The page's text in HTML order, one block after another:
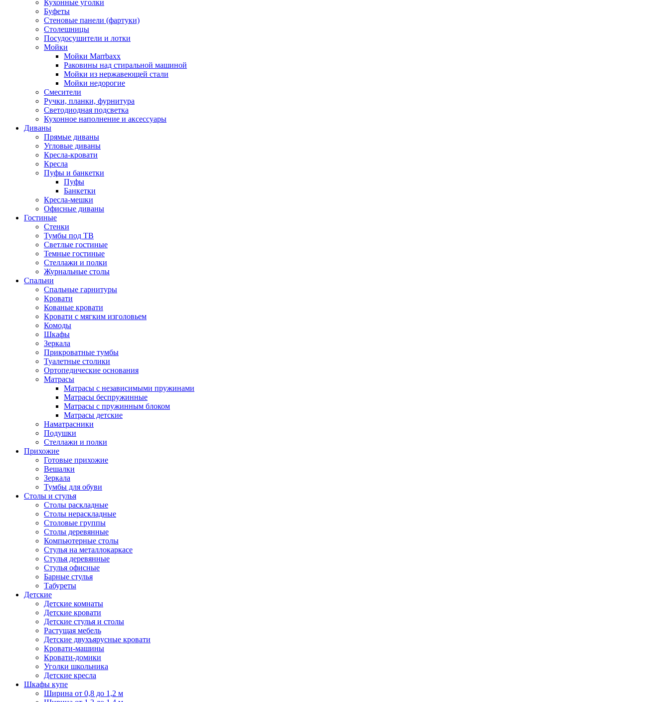
Кухонные уголки
Буфеты
Стеновые панели (фартуки)
Столешницы
Посудосушители и лотки
Мойки
Мойки Marrbaxx
Раковины над стиральной машиной
Мойки из нержавеющей стали
Мойки недорогие
Смесители
Ручки, планки, фурнитура
Светодиодная подсветка
Кухонное наполнение и аксессуары
Диваны
Прямые диваны
Угловые диваны
Кресла-кровати
Кресла
Пуфы и банкетки
Пуфы
Банкетки
Кресла-мешки
Офисные диваны
Гостиные
Стенки
Тумбы под ТВ
Светлые гостиные
Темные гостиные
Стеллажи и полки
Журнальные столы
Спальни
Спальные гарнитуры
Кровати
Кованые кровати
Кровати с мягким изголовьем
Комоды
Шкафы
Зеркала
Прикроватные тумбы
Туалетные столики
Ортопедические основания
Матрасы
Матрасы с независимыми пружинами
Матрасы беспружинные
Матрасы с пружинным блоком
Матрасы детские
Наматрасники
Подушки
Стеллажи и полки
Прихожие
Готовые прихожие
Вешалки
Зеркала
Тумбы для обуви
Столы и стулья
Столы раскладные
Столы нераскладные
Столовые группы
Столы деревянные
Компьютерные столы
Стулья на металлокаркасе
Стулья деревянные
Стулья офисные
Барные стулья
Табуреты
Детские
Детские комнаты
Детские кровати
Детские стулья и столы
Растущая мебель
Детские двухъярусные кровати
Кровати-машины
Кровати-домики
Уголки школьника
Детские кресла
Шкафы купе
Ширина от 0,8 до 1,2 м